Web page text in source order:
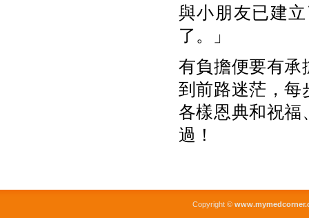
與小朋友已建
了。」
有負擔便要有承
到前路迷茫，每
各樣恩典和祝福
過！
Copyright ©